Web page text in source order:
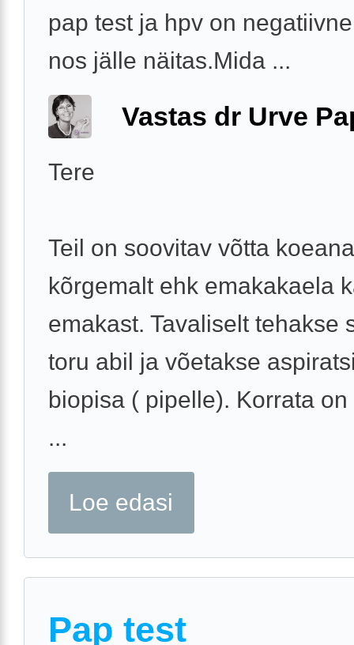
pap test ja hpv on
nos jälle näitas.Mida ...
Vastas dr Urve
Tere
Teil on soovitav võtta
kõrgemalt ehk emakakaela
emakast. Tavaliselt tehakse
toru abil ja võetakse
biopisa ( pipelle). Korrata
...
Loe edasi
Pap test